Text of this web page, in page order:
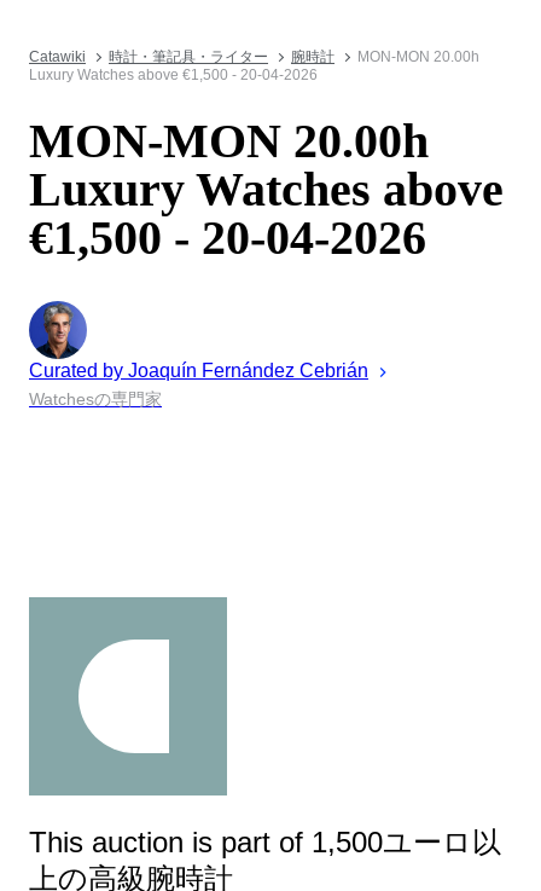
Catawiki 時計・筆記具・ライター 腕時計
MON-MON 20.00h
Luxury Watches above €1,500 - 20-04-2026
MON-MON 20.00h
Luxury Watches above
€1,500 - 20-04-2026
Curated by Joaquín Fernández Cebrián
Watchesの専門家
This auction is part of 1,500ユーロ以
上の高級腕時計